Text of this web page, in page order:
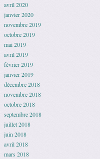
avril 2020
janvier 2020
novembre 2019
octobre 2019
mai 2019
avril 2019
février 2019
janvier 2019
décembre 2018
novembre 2018
octobre 2018
septembre 2018
juillet 2018
juin 2018
avril 2018
mars 2018